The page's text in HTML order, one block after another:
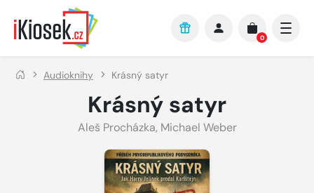
Přejít na hlavní obsah
0
Audioknihy Krásný satyr
Krásný satyr
Aleš Procházka, Michael Weber